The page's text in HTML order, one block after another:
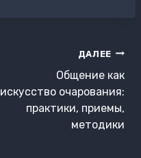
ДАЛЕЕ
Общение как
искусство очарования:
практики, приемы,
методики